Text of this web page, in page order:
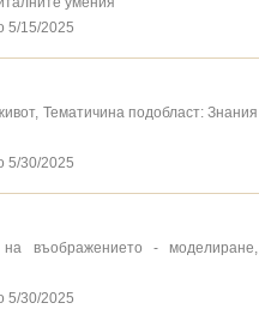
5/15/2025
Тематичина подобласт: Знания
5/30/2025
на въображението - моделиране,
5/30/2025